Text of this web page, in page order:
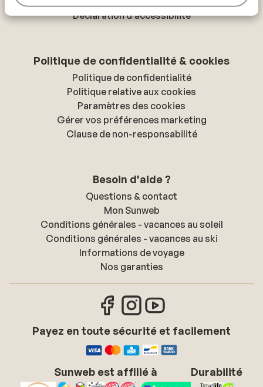
Déclaration d'accessibilité
Politique de confidentialité & cookies
Politique de confidentialité
Politique relative aux cookies
Paramètres des cookies
Gérer vos préférences marketing
Clause de non-responsabilité
Besoin d'aide ?
Questions & contact
Mon Sunweb
Conditions générales - vacances au soleil
Conditions générales - vacances au ski
Informations de voyage
Nos garanties
Payez en toute sécurité et facilement
Sunweb est affilié à Durabilité